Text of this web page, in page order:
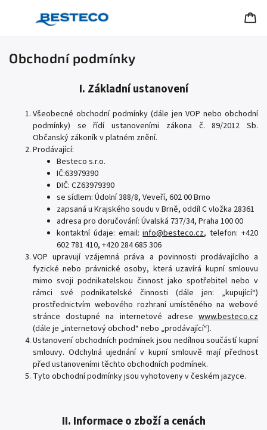
Obchodní podmínky
I. Základní ustanovení
Všeobecné obchodní podmínky (dále jen VOP nebo obchodní
podmínky) se řídí ustanoveními zákona č. 89/2012 Sb.
Občanský zákoník v platném znění.
Prodávající:
Besteco s.r.o.
IČ:63979390
DIČ: CZ63979390
se sídlem: Údolní 388/8, Veveří, 602 00 Brno
zapsaná u Krajského soudu v Brně, oddíl C vložka 28361
adresa pro doručování: Úvalská 737/34, Praha 100 00
kontaktní údaje: email:info@besteco.cz, telefon: +420
602 781 410, +420 284 685 306
VOP upravují vzájemná práva a povinnosti prodávajícího a
fyzické nebo právnické osoby, která uzavírá kupní smlouvu
mimo svoji podnikatelskou činnost jako spotřebitel nebo v
rámci své podnikatelské činnosti (dále jen: „kupující“)
prostřednictvím webového rozhraní umístěného na webové
stránce dostupné na internetové adrese www.besteco.cz
(dále je „internetový obchod“ nebo „prodávající“).
Ustanovení obchodních podmínek jsou nedílnou součástí kupní
smlouvy. Odchylná ujednání v kupní smlouvě mají přednost
před ustanoveními těchto obchodních podmínek.
Tyto obchodní podmínky jsou vyhotoveny v českém jazyce.
II. Informace o zboží a cenách